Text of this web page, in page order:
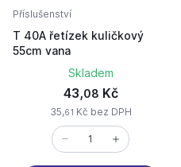
Příslušenství
T 40A řetízek kuličkový
55cm vana
Skladem
43,08 Kč
35,61 Kč bez DPH